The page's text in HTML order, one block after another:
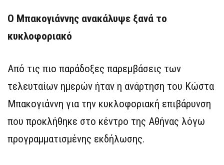
Ο Μπακογιάννης ανακάλυψε ξανά το
κυκλοφοριακό
Από τις πιο παράδοξες παρεμβάσεις των
τελευταίων ημερών ήταν η ανάρτηση του Κώστα
Μπακογιάννη για την κυκλοφοριακή επιβάρυνση
που προκλήθηκε στο κέντρο της Αθήνας λόγω
προγραμματισμένης εκδήλωσης.